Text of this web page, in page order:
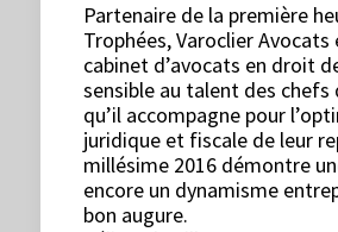
Partenaire de la première
Trophées, Varoclier Avocats
cabinet d’avocats en droit
sensible au talent des chefs
qu’il accompagne pour
juridique et fiscale de leur
millésime 2016 démontre
encore un dynamisme
bon augure.